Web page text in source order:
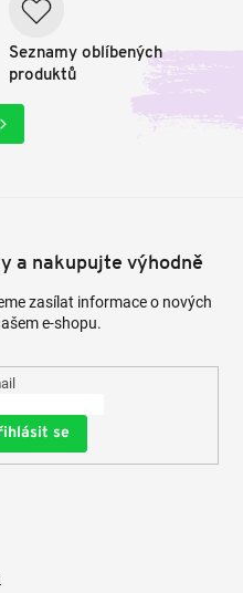
Seznamy oblíbených
produktů
a nakupujte výhodně
zasílat informace o nových
e-shopu.
se